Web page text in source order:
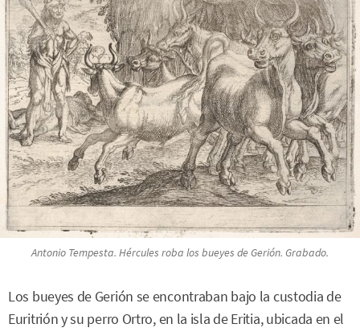
Antonio Tempesta. Hércules roba los bueyes de Gerión. Grabado.
Los bueyes de Gerión se encontraban bajo la custodia de
Euritrión y su perro Ortro, en la isla de Eritia, ubicada en el